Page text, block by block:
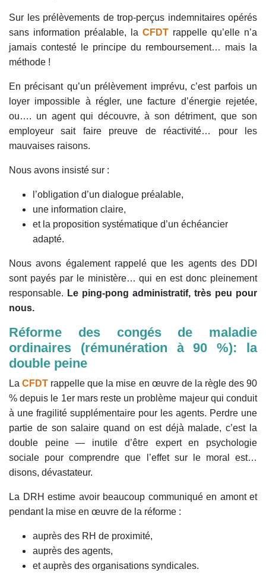
Sur les prélèvements de trop-perçus indemnitaires opérés
sans information préalable, la CFDT rappelle qu’elle n’a
jamais contesté le principe du remboursement… mais la
méthode !
En précisant qu’un prélèvement imprévu, c’est parfois un
loyer impossible à régler, une facture d’énergie rejetée,
ou…. un agent qui découvre, à son détriment, que son
employeur sait faire preuve de réactivité… pour les
mauvaises raisons.
Nous avons insisté sur :
l’obligation d’un dialogue préalable,
une information claire,
et la proposition systématique d’un échéancier
adapté.
Nous avons également rappelé que les agents des DDI
sont payés par le ministère… qui en est donc pleinement
responsable. Le ping-pong administratif, très peu pour
nous.
Réforme des congés de maladie
ordinaires (rémunération à 90 %): la
double peine
La CFDT rappelle que la mise en œuvre de la règle des 90
% depuis le 1er mars reste un problème majeur qui conduit
à une fragilité supplémentaire pour les agents. Perdre une
partie de son salaire quand on est déjà malade, c’est la
double peine — inutile d’être expert en psychologie
sociale pour comprendre que l’effet sur le moral est…
disons, dévastateur.
La DRH estime avoir beaucoup communiqué en amont et
pendant la mise en œuvre de la réforme :
auprès des RH de proximité,
auprès des agents,
et auprès des organisations syndicales.